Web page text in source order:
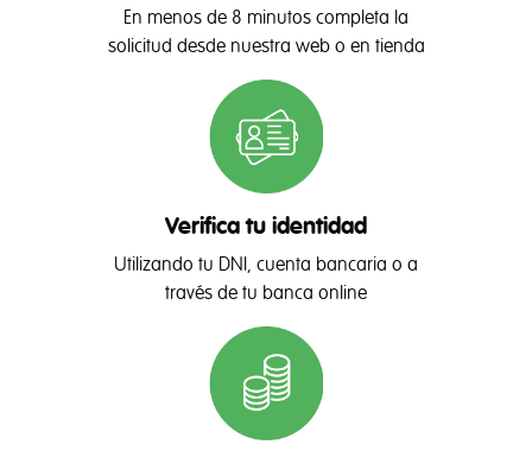
En menos de 8 minutos completa la
solicitud desde nuestra web o en tienda
Verifica tu identidad
Utilizando tu DNI, cuenta bancaria o a
través de tu banca online